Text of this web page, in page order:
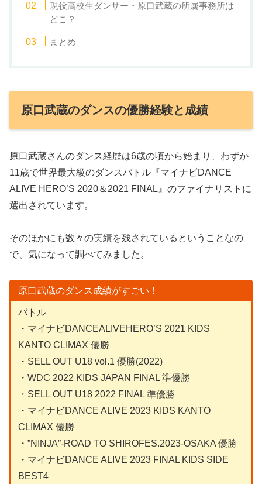
現役高校生ダンサー・原口武蔵の所属事務所は
どこ？
まとめ
原口武蔵のダンスの優勝経験と成績
原口武蔵さんのダンス経歴は6歳の頃から始まり、わずか
11歳で世界最大級のダンスバトル『マイナビDANCE
ALIVE HERO’S 2020＆2021 FINAL』のファイナリストに
選出されています。
そのほかにも数々の実績を残されているということなの
で、気になって調べてみました。
原口武蔵のダンス成績がすごい！
バトル
・マイナビDANCEALIVEHERO’S 2021 KIDS
KANTO CLIMAX 優勝
・SELL OUT U18 vol.1 優勝(2022)
・WDC 2022 KIDS JAPAN FINAL 準優勝
・SELL OUT U18 2022 FINAL 準優勝
・マイナビDANCE ALIVE 2023 KIDS KANTO
CLIMAX 優勝
・”NINJA”-ROAD TO SHIROFES.2023-OSAKA 優勝
・マイナビDANCE ALIVE 2023 FINAL KIDS SIDE
BEST4